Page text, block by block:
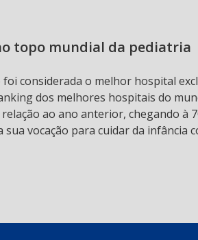
topo mundial da pediatria
considerada o melhor hospital
dos melhores hospitais do
ao ano anterior, chegando à
vocação para cuidar da infância